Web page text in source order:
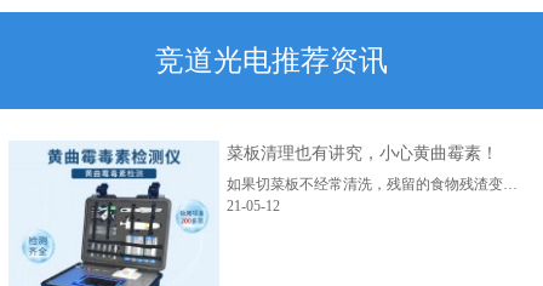
竞道光电推荐资讯
菜板清理也有讲究，小心黄曲霉素！
如果切菜板不经常清洗，残留的食物残渣变质后，会在阴暗潮湿的环境中滋生黄曲霉菌，产生毒性极强的黄曲霉素，有可能诱发癌症。...
21-05-12